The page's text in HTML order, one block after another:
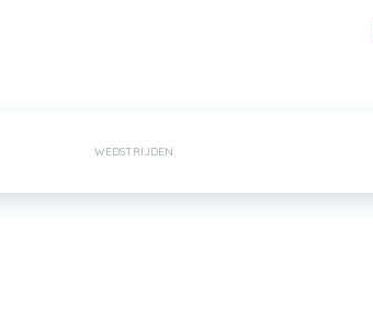
WEDSTRIJDEN